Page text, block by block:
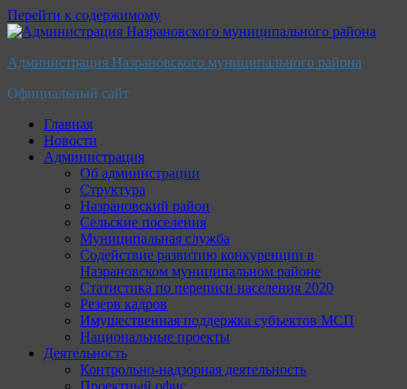
Перейти к содержимому
Администрация Назрановского муниципального района
Официальный сайт
Главная
Новости
Администрация
Об администрации
Структура
Назрановский район
Сельские поселения
Муниципальная служба
Содействие развитию конкуренции в
Назрановском муниципальном районе
Статистика по переписи населения 2020
Резерв кадров
Имущественная поддержка субъектов МСП
Национальные проекты
Деятельность
Контрольно-надзорная деятельность
Проектный офис